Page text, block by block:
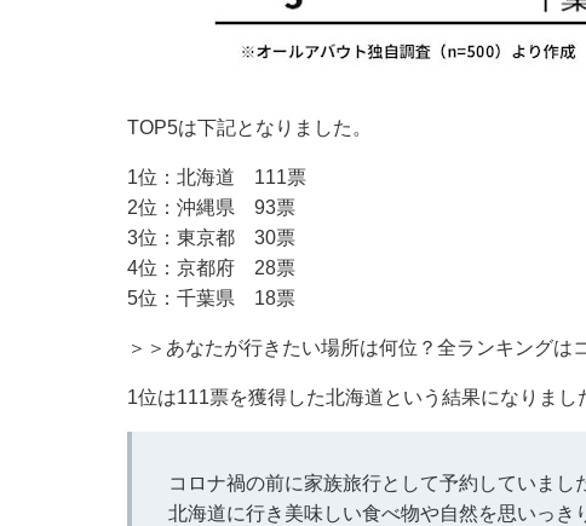
TOP5は下記となりました。
1位：北海道 111票
2位：沖縄県 93票
3位：東京都 30票
4位：京都府 28票
5位：千葉県 18票
＞＞あなたが行きたい場所は何位？全ランキングは
1位は111票を獲得した北海道という結果になりまし
コロナ禍の前に家族旅行として予約していま
北海道に行き美味しい食べ物や自然を思いっ